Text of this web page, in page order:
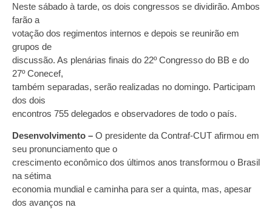
Neste sábado à tarde, os dois congressos se dividirão. Ambos
farão a
votação dos regimentos internos e depois se reunirão em
grupos de
discussão. As plenárias finais do 22º Congresso do BB e do
27º Conecef,
também separadas, serão realizadas no domingo. Participam
dos dois
encontros 755 delegados e observadores de todo o país.
Desenvolvimento – O presidente da Contraf-CUT afirmou em
seu pronunciamento que o
crescimento econômico dos últimos anos transformou o Brasil
na sétima
economia mundial e caminha para ser a quinta, mas, apesar
dos avanços na